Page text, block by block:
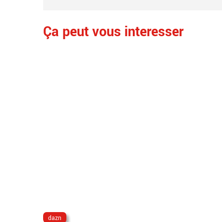
Ça peut vous interesser
dazn